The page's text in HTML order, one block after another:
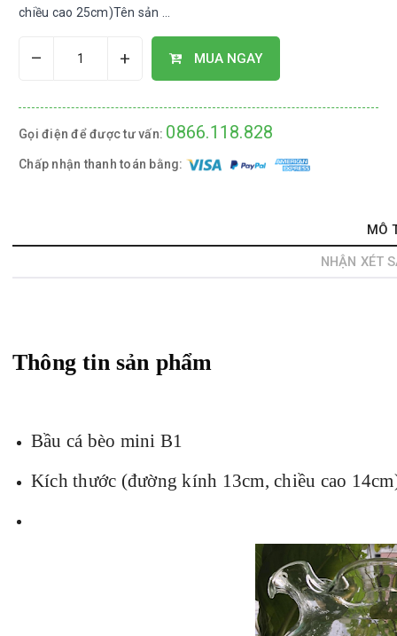
chiều cao 25cm)Tên sản ...
– + MUA NGAY
Gọi điện để được tư vấn: 0866.118.828
Chấp nhận thanh toán bằng:
MÔ
NHẬN XÉT
Thông tin sản phẩm
Bầu cá bèo mini B1
Kích thước (đường kính 13cm, chiều cao